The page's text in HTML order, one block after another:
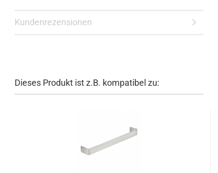
Kundenrezensionen
Dieses Produkt ist z.B. kompatibel zu: